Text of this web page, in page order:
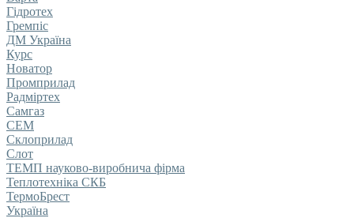
Гідротех
Гремпіс
ДМ Україна
Курс
Новатор
Промприлад
Радміртех
Самгаз
СЕМ
Склоприлад
Слот
ТЕМП науково-виробнича фірма
Теплотехніка СКБ
ТермоБрест
Україна